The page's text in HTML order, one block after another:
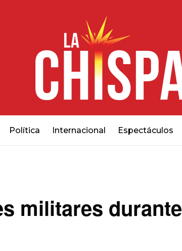
Política Internacional Espectáculos
militares durante